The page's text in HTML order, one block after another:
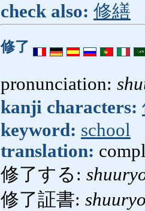
check also: 修繕
修了
pronunciation:
kanji characters:
keyword: school
translation:
修了する:
修了証書: